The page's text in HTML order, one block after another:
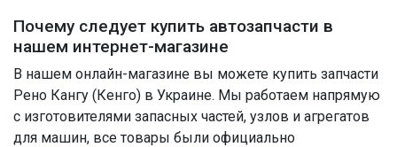
Почему следует купить автозапчасти в
нашем интернет-магазине
В нашем онлайн-магазине вы можете купить запчасти
Рено Кангу (Кенго) в Украине. Мы работаем напрямую
с изготовителями запасных частей, узлов и агрегатов
для машин, все товары были официально